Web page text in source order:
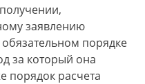
заявлению
обязательном порядке
за который она
порядок расчета